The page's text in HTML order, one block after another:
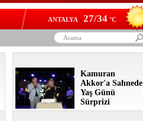
ANTALYA 27/34 °C
Kamuran
Akkor'a Sahnede
Yaş Günü
Sürprizi